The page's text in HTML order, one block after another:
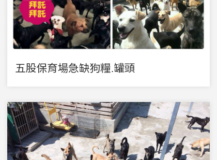
五股保育場急缺狗糧.罐頭